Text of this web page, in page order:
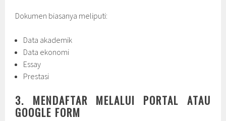
Dokumen biasanya meliputi:
Data akademik
Data ekonomi
Essay
Prestasi
3. MENDAFTAR MELALUI PORTAL ATAU
GOOGLE FORM